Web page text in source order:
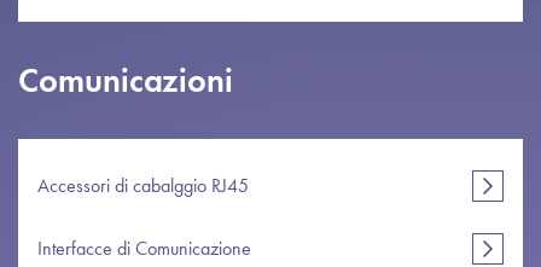
Comunicazioni
Accessori di cabalggio RJ45
Interfacce di Comunicazione